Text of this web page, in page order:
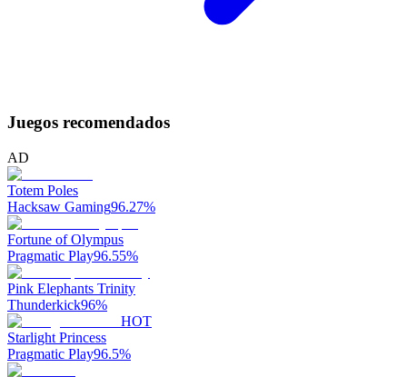
Juegos recomendados
AD
Totem Poles
Hacksaw Gaming96.27%
Fortune of Olympus
Pragmatic Play96.55%
Pink Elephants Trinity
Thunderkick96%
HOT
Starlight Princess
Pragmatic Play96.5%